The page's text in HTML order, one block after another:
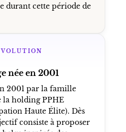
durant cette période de
née en 2001
2001 par la famille
la holding PPHE
Haute Élite). Dès
consiste à proposer